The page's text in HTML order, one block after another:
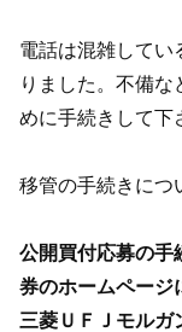
電話は混雑してい
りました。不備
めに手続きして下
移管の手続きにつ
公開買付応募の手
券のホームページ
三菱ＵＦＪモルガ